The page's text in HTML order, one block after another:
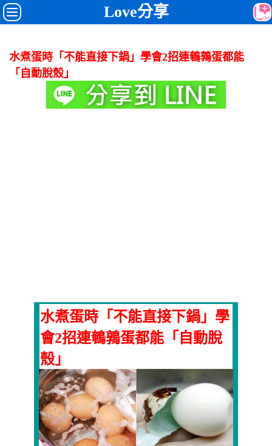
Love分享
水煮蛋時「不能直接下鍋」學會2招連鵪鶉蛋都能
「自動脫殼」
水煮蛋時「不能直接下鍋」學
會2招連鵪鶉蛋都能「自動脫
殼」